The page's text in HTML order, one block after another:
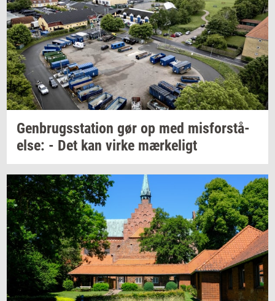
Gen­brugs­sta­tion gør op med mis­for­stå­
el­se: - Det kan virke mær­ke­ligt